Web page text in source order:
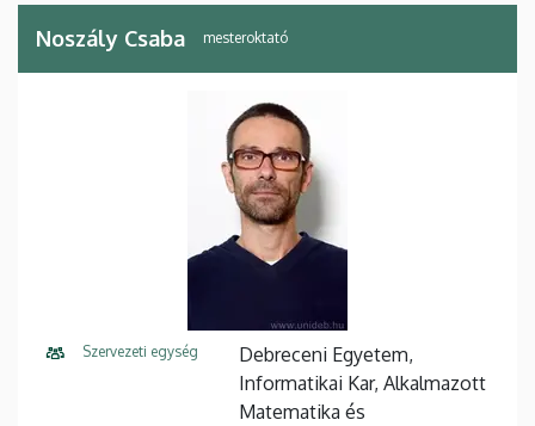
Noszály Csaba mesteroktató
Szervezeti egység
Debreceni Egyetem,
Informatikai Kar, Alkalmazott
Matematika és